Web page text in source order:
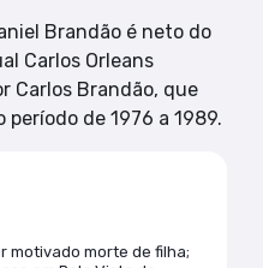
Brandão é neto do
Carlos Orleans
Carlos Brandão, que
de 1976 a 1989.
motivado morte de filha;